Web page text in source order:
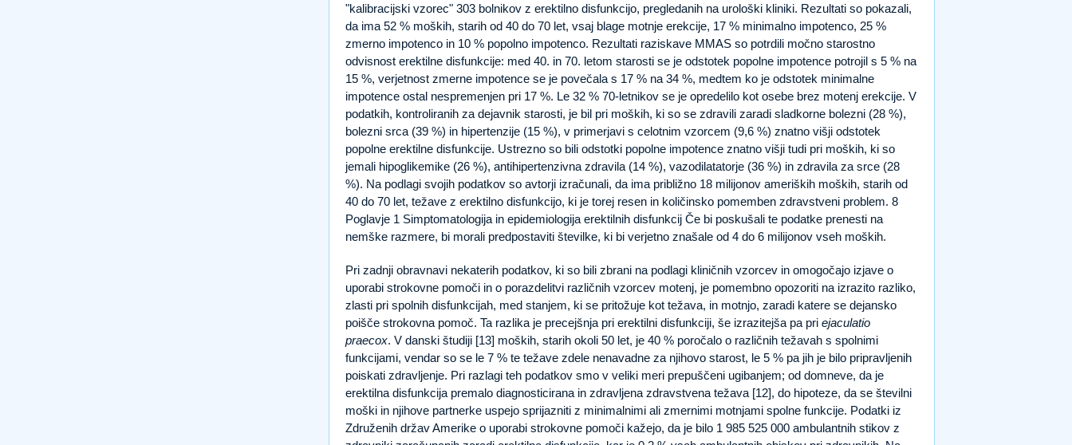
"kalibracijski vzorec" 303 bolnikov z erektilno disfunkcijo, pregledanih na urološki kliniki. Rezultati so pokazali,
da ima 52 % moških, starih od 40 do 70 let, vsaj blage motnje erekcije, 17 % minimalno impotenco, 25 %
zmerno impotenco in 10 % popolno impotenco. Rezultati raziskave MMAS so potrdili močno starostno
odvisnost erektilne disfunkcije: med 40. in 70. letom starosti se je odstotek popolne impotence potrojil s 5 % na
15 %, verjetnost zmerne impotence se je povečala s 17 % na 34 %, medtem ko je odstotek minimalne
impotence ostal nespremenjen pri 17 %. Le 32 % 70-letnikov se je opredelilo kot osebe brez motenj erekcije. V
podatkih, kontroliranih za dejavnik starosti, je bil pri moških, ki so se zdravili zaradi sladkorne bolezni (28 %),
bolezni srca (39 %) in hipertenzije (15 %), v primerjavi s celotnim vzorcem (9,6 %) znatno višji odstotek
popolne erektilne disfunkcije. Ustrezno so bili odstotki popolne impotence znatno višji tudi pri moških, ki so
jemali hipoglikemike (26 %), antihipertenzivna zdravila (14 %), vazodilatatorje (36 %) in zdravila za srce (28
%). Na podlagi svojih podatkov so avtorji izračunali, da ima približno 18 milijonov ameriških moških, starih od
40 do 70 let, težave z erektilno disfunkcijo, ki je torej resen in količinsko pomemben zdravstveni problem. 8
Poglavje 1 Simptomatologija in epidemiologija erektilnih disfunkcij Če bi poskušali te podatke prenesti na
nemške razmere, bi morali predpostaviti številke, ki bi verjetno znašale od 4 do 6 milijonov vseh moških.
Pri zadnji obravnavi nekaterih podatkov, ki so bili zbrani na podlagi kliničnih vzorcev in omogočajo izjave o
uporabi strokovne pomoči in o porazdelitvi različnih vzorcev motenj, je pomembno opozoriti na izrazito razliko,
zlasti pri spolnih disfunkcijah, med stanjem, ki se pritožuje kot težava, in motnjo, zaradi katere se dejansko
poišče strokovna pomoč. Ta razlika je precejšnja pri erektilni disfunkciji, še izrazitejša pa pri ejaculatio
praecox. V danski študiji [13] moških, starih okoli 50 let, je 40 % poročalo o različnih težavah s spolnimi
funkcijami, vendar so se le 7 % te težave zdele nenavadne za njihovo starost, le 5 % pa jih je bilo pripravljenih
poiskati zdravljenje. Pri razlagi teh podatkov smo v veliki meri prepuščeni ugibanjem; od domneve, da je
erektilna disfunkcija premalo diagnosticirana in zdravljena zdravstvena težava [12], do hipoteze, da se številni
moški in njihove partnerke uspejo sprijazniti z minimalnimi ali zmernimi motnjami spolne funkcije. Podatki iz
Združenih držav Amerike o uporabi strokovne pomoči kažejo, da je bilo 1 985 525 000 ambulantnih stikov z